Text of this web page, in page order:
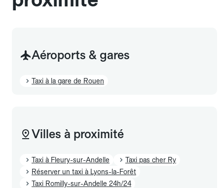
Aéroports & gares
Taxi à la gare de Rouen
Villes à proximité
Taxi à Fleury-sur-Andelle
Taxi pas cher Ry
Réserver un taxi à Lyons-la-Forêt
Taxi Romilly-sur-Andelle 24h/24